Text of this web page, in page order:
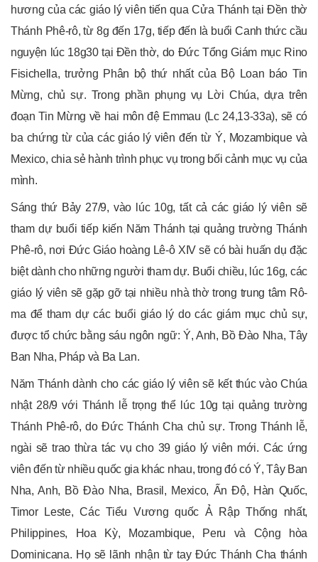
hương của các giáo lý viên tiến qua Cửa Thánh tại Đền thờ
Thánh Phê-rô, từ 8g đến 17g, tiếp đến là buổi Canh thức cầu
nguyện lúc 18g30 tại Đền thờ, do Đức Tổng Giám mục Rino
Fisichella, trưởng Phân bộ thứ nhất của Bộ Loan báo Tin
Mừng, chủ sự. Trong phần phụng vụ Lời Chúa, dựa trên
đoạn Tin Mừng về hai môn đệ Emmau (Lc 24,13-33a), sẽ có
ba chứng từ của các giáo lý viên đến từ Ý, Mozambique và
Mexico, chia sẻ hành trình phục vụ trong bối cảnh mục vụ của
mình.
Sáng thứ Bảy 27/9, vào lúc 10g, tất cả các giáo lý viên sẽ
tham dự buổi tiếp kiến Năm Thánh tại quảng trường Thánh
Phê-rô, nơi Đức Giáo hoàng Lê-ô XIV sẽ có bài huấn dụ đặc
biệt dành cho những người tham dự. Buổi chiều, lúc 16g, các
giáo lý viên sẽ gặp gỡ tại nhiều nhà thờ trong trung tâm Rô-
ma để tham dự các buổi giáo lý do các giám mục chủ sự,
được tổ chức bằng sáu ngôn ngữ: Ý, Anh, Bồ Đào Nha, Tây
Ban Nha, Pháp và Ba Lan.
Năm Thánh dành cho các giáo lý viên sẽ kết thúc vào Chúa
nhật 28/9 với Thánh lễ trọng thể lúc 10g tại quảng trường
Thánh Phê-rô, do Đức Thánh Cha chủ sự. Trong Thánh lễ,
ngài sẽ trao thừa tác vụ cho 39 giáo lý viên mới. Các ứng
viên đến từ nhiều quốc gia khác nhau, trong đó có Ý, Tây Ban
Nha, Anh, Bồ Đào Nha, Brasil, Mexico, Ấn Độ, Hàn Quốc,
Timor Leste, Các Tiểu Vương quốc Ả Rập Thống nhất,
Philippines, Hoa Kỳ, Mozambique, Peru và Cộng hòa
Dominicana. Họ sẽ lãnh nhận từ tay Đức Thánh Cha thánh